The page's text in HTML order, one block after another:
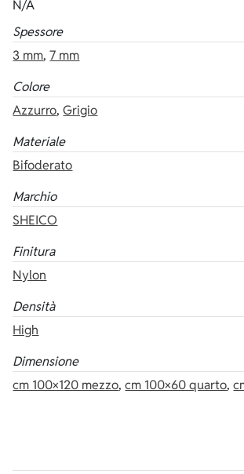
N/A
Spessore
3 mm,7 mm
Colore
Azzurro,Grigio
Materiale
Bifoderato
Marchio
SHEICO
Finitura
Nylon
Densità
High
Dimensione
cm 100×120 mezzo,cm 100×60 quarto,